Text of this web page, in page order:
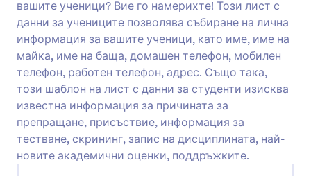
вашите ученици? Вие го намерихте! Този лист с
данни за учениците позволява събиране на лична
информация за вашите ученици, като име, име на
майка, име на баща, домашен телефон, мобилен
телефон, работен телефон, адрес. Също така,
този шаблон на лист с данни за студенти изисква
известна информация за причината за
препращане, присъствие, информация за
тестване, скрининг, запис на дисциплината, най-
новите академични оценки, поддръжките.
Преглед